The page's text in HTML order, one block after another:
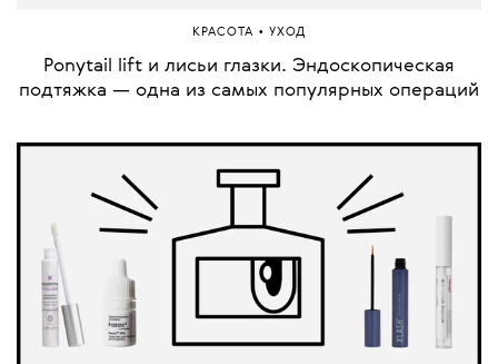
КРАСОТА • УХОД
Ponytail lift и лисьи глазки. Эндоскопическая
подтяжка — одна из самых популярных операций